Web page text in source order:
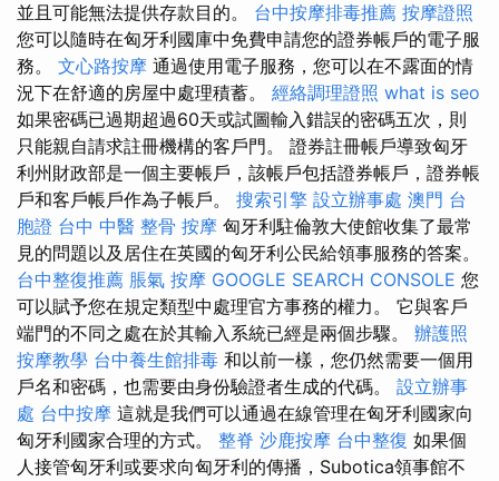
並且可能無法提供存款目的。 台中按摩排毒推薦 按摩證照
您可以隨時在匈牙利國庫中免費申請您的證券帳戶的電子服
務。 文心路按摩 通過使用電子服務，您可以在不露面的情
況下在舒適的房屋中處理積蓄。 經絡調理證照 what is seo
如果密碼已過期超過60天或試圖輸入錯誤的密碼五次，則
只能親自請求註冊機構的客戶門。 證券註冊帳戶導致匈牙
利州財政部是一個主要帳戶，該帳戶包括證券帳戶，證券帳
戶和客戶帳戶作為子帳戶。 搜索引擎 設立辦事處 澳門 台
胞證 台中 中醫 整骨 按摩 匈牙利駐倫敦大使館收集了最常
見的問題以及居住在英國的匈牙利公民給領事服務的答案。
台中整復推薦 脹氣 按摩 GOOGLE SEARCH CONSOLE 您
可以賦予您在規定類型中處理官方事務的權力。 它與客戶
端門的不同之處在於其輸入系統已經是兩個步驟。 辦護照
按摩教學 台中養生館排毒 和以前一樣，您仍然需要一個用
戶名和密碼，也需要由身份驗證者生成的代碼。 設立辦事
處 台中按摩 這就是我們可以通過在線管理在匈牙利國家向
匈牙利國家合理的方式。 整脊 沙鹿按摩 台中整復 如果個
人接管匈牙利或要求向匈牙利的傳播，Subotica領事館不